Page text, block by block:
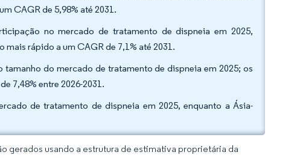
CAGR de 5,98% até 2031.
no mercado de tratamento de dispneia em 2025,
rápido a um CAGR de 7,1% até 2031.
do mercado de tratamento de dispneia em 2025; os
7,48% entre 2026-2031.
de tratamento de dispneia em 2025, enquanto a Ásia-
gerados usando a estrutura de estimativa proprietária da